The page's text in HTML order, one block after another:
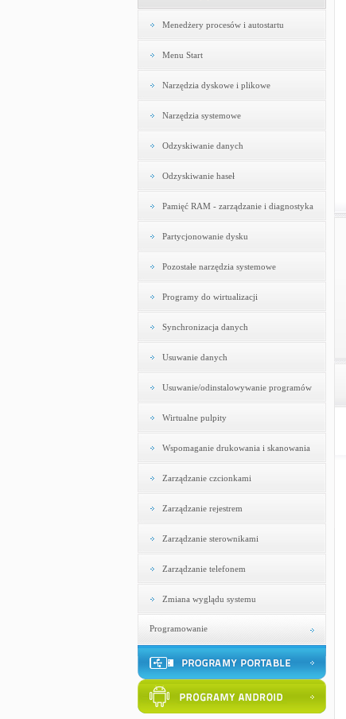
Menedżery procesów i autostartu
Menu Start
Narzędzia dyskowe i plikowe
Narzędzia systemowe
Odzyskiwanie danych
Odzyskiwanie haseł
Pamięć RAM - zarządzanie i diagnostyka
Partycjonowanie dysku
Pozostałe narzędzia systemowe
Programy do wirtualizacji
Synchronizacja danych
Usuwanie danych
Usuwanie/odinstalowywanie programów
Wirtualne pulpity
Wspomaganie drukowania i skanowania
Zarządzanie czcionkami
Zarządzanie rejestrem
Zarządzanie sterownikami
Zarządzanie telefonem
Zmiana wyglądu systemu
Programowanie